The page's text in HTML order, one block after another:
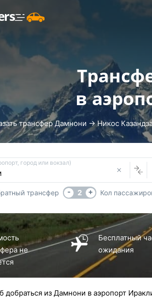
в
трансфер Дамнони → Никос
город или вокзал)
трансфер - 2 + Кол
не
Бесплатный
ожидания
добраться из Дамнони в аэропорт